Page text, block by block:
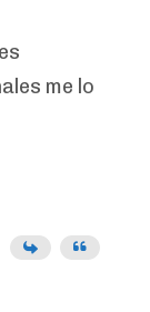
me lo